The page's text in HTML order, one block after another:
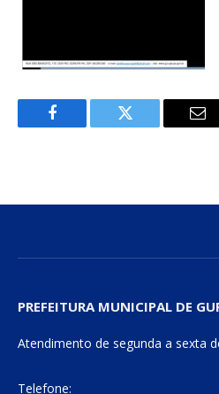
Facebook Twitter
E-
PREFEITURA MUNICIPAL DE
Atendimento de segunda a sexta
Telefone: